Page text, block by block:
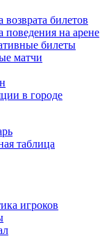
возврата билетов
поведения на арене
билеты
матчи
в городе
таблица
игроков